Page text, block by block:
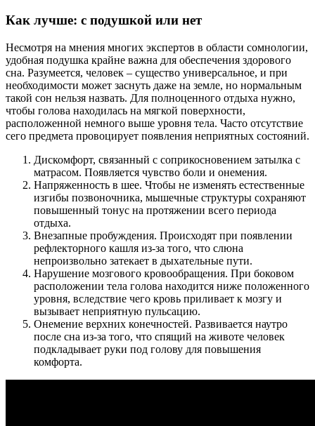
Как лучше: с подушкой или нет
Несмотря на мнения многих экспертов в области сомнологии,
удобная подушка крайне важна для обеспечения здорового
сна. Разумеется, человек – существо универсальное, и при
необходимости может заснуть даже на земле, но нормальным
такой сон нельзя назвать. Для полноценного отдыха нужно,
чтобы голова находилась на мягкой поверхности,
расположенной немного выше уровня тела. Часто отсутствие
сего предмета провоцирует появления неприятных состояний.
Дискомфорт, связанный с соприкосновением затылка с
матрасом. Появляется чувство боли и онемения.
Напряженность в шее. Чтобы не изменять естественные
изгибы позвоночника, мышечные структуры сохраняют
повышенный тонус на протяжении всего периода
отдыха.
Внезапные пробуждения. Происходят при появлении
рефлекторного кашля из-за того, что слюна
непроизвольно затекает в дыхательные пути.
Нарушение мозгового кровообращения. При боковом
расположении тела голова находится ниже положенного
уровня, вследствие чего кровь приливает к мозгу и
вызывает неприятную пульсацию.
Онемение верхних конечностей. Развивается наутро
после сна из-за того, что спящий на животе человек
подкладывает руки под голову для повышения
комфорта.